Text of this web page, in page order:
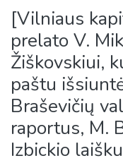
[Vilniaus
prelato V.
Žiškovskiui,
paštu
Braševičių
raportus, M.
Izbickio